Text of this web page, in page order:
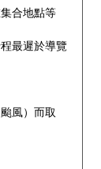
合地點等
最遲於導覽
風）而取